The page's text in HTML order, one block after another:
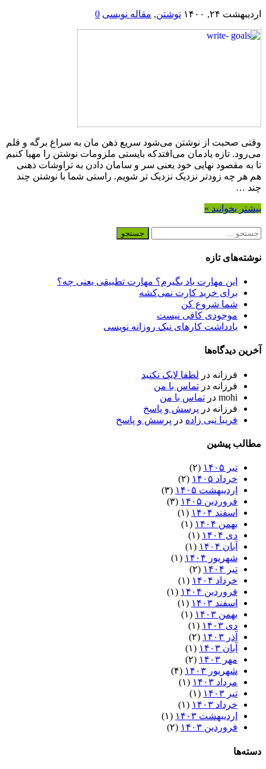
اردیبهشت ۲۴, ۱۴۰۰ نوشتن, مقاله نویسی 0
وقتی صحبت از نوشتن می‌شود سریع ذهن مان به سراغ برگه و قلم
می‌رود. تازه یادمان می‌افتدکه بایستی ملزومات نوشتن را مهیا کنیم
تا به مقصود نهایی خود یعنی سر و سامان دادن به تراوشات ذهنی
هم هر چه زودتر نزدیک نزدیک تر شویم. راستی شما با نوشتن چند
چند …
بیشتر بخوانید »
جستجو
نوشته‌های تازه
این مهارت یاد بگیرم؟ مهارت تطبیقی یعنی چه؟
برای خرید کارت نمی‌‌کشه
شما شروع کن
موجودی کافی نیست
یادداشت کارهای نیک روزانه نویسی
آخرین دیدگاه‌ها
فرزانه در لطفا لایک نکنید
فرزانه در تماس با من
mohi در تماس با من
فرزانه در پرسش و پاسخ
فریبا نبی زاده در پرسش و پاسخ
مطالب پیشین
تیر ۱۴۰۵
(۲)
خرداد ۱۴۰۵
(۲)
اردیبهشت ۱۴۰۵
(۳)
فروردین ۱۴۰۵
(۳)
اسفند ۱۴۰۴
(۱)
بهمن ۱۴۰۴
(۱)
دی ۱۴۰۴
(۱)
آبان ۱۴۰۴
(۱)
شهریور ۱۴۰۴
(۱)
تیر ۱۴۰۴
(۲)
خرداد ۱۴۰۴
(۱)
فروردین ۱۴۰۴
(۱)
اسفند ۱۴۰۳
(۱)
بهمن ۱۴۰۳
(۱)
دی ۱۴۰۳
(۱)
آذر ۱۴۰۳
(۲)
آبان ۱۴۰۳
(۱)
مهر ۱۴۰۳
(۲)
شهریور ۱۴۰۳
(۴)
مرداد ۱۴۰۳
(۱)
تیر ۱۴۰۳
(۱)
خرداد ۱۴۰۳
(۱)
اردیبهشت ۱۴۰۳
(۱)
فروردین ۱۴۰۳
(۲)
دسته‌ها